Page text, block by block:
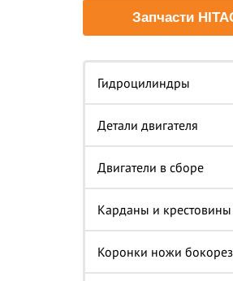
Запчасти
Гидроцилиндры
Детали двигателя
Двигатели в сборе
Карданы и крестовины
Коронки ножи